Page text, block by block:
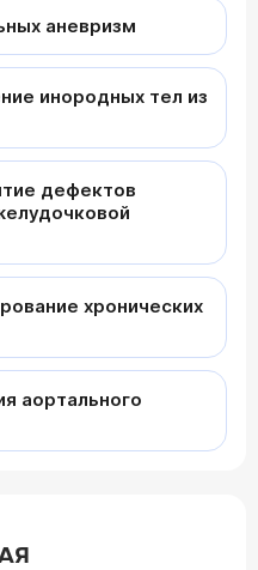
аневризм
инородных тел из
дефектов
хронических
аортального